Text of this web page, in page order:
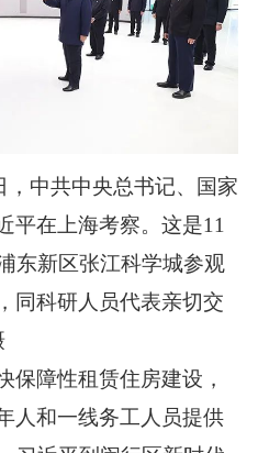
中共中央总书记、国家
平在上海考察。这是11
东新区张江科学城参观
同科研人员代表亲切交
障性租赁住房建设，
人和一线务工人员提供